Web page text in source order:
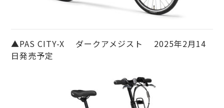
▲PAS CITY-X ダークアメジスト 2025年2月14
日発売予定